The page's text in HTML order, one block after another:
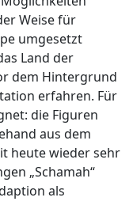
Weise für
umgesetzt
Land der
dem Hintergrund
erfahren. Für
die Figuren
aus dem
heute wieder sehr
„Schamah“
als